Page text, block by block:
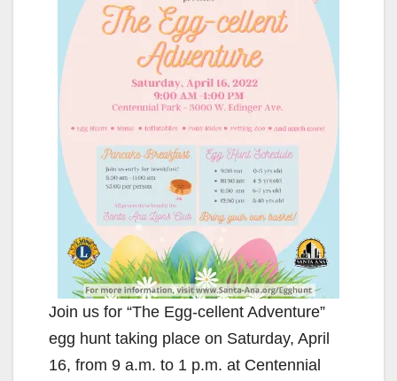
Join us for “The Egg-cellent Adventure”
egg hunt taking place on Saturday, April
16, from 9 a.m. to 1 p.m. at Centennial